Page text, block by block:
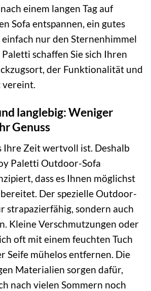
einem langen Tag auf
Sofa entspannen, ein gutes
einfach nur den Sternenhimmel
schaffen Sie sich Ihren
der Funktionalität und
langlebig: Weniger
Genuss
Ihre Zeit wertvoll ist. Deshalb
Paletti Outdoor-Sofa
dass es Ihnen möglichst
Der spezielle Outdoor-
strapazierfähig, sondern auch
Kleine Verschmutzungen oder
oft mit einem feuchten Tuch
Seife mühelos entfernen. Die
Materialien sorgen dafür,
nach vielen Sommern noch